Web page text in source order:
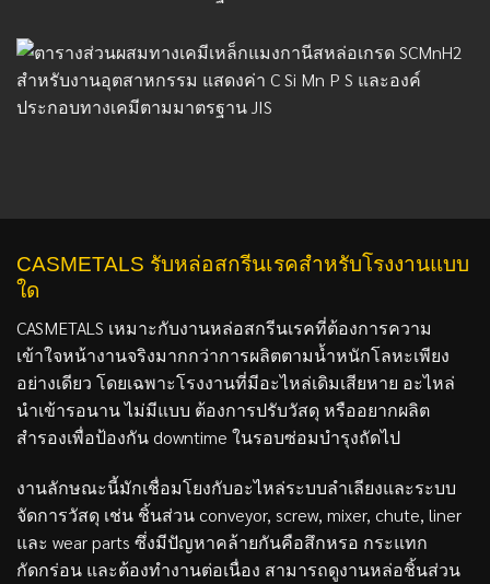
CASMETALS รับหล่อสกรีนเรคสำหรับโรงงานแบบ
ใด
CASMETALS เหมาะกับงานหล่อสกรีนเรคที่ต้องการความ
เข้าใจหน้างานจริงมากกว่าการผลิตตามน้ำหนักโลหะเพียง
อย่างเดียว โดยเฉพาะโรงงานที่มีอะไหล่เดิมเสียหาย อะไหล่
นำเข้ารอนาน ไม่มีแบบ ต้องการปรับวัสดุ หรืออยากผลิต
สำรองเพื่อป้องกัน downtime ในรอบซ่อมบำรุงถัดไป
งานลักษณะนี้มักเชื่อมโยงกับอะไหล่ระบบลำเลียงและระบบ
จัดการวัสดุ เช่น ชิ้นส่วน conveyor, screw, mixer, chute, liner
และ wear parts ซึ่งมีปัญหาคล้ายกันคือสึกหรอ กระแทก
กัดกร่อน และต้องทำงานต่อเนื่อง สามารถดูงานหล่อชิ้นส่วน